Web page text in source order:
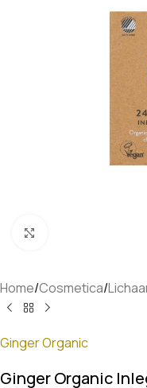
Home/Cosmetica/
Ginger Organic
Ginger Organic